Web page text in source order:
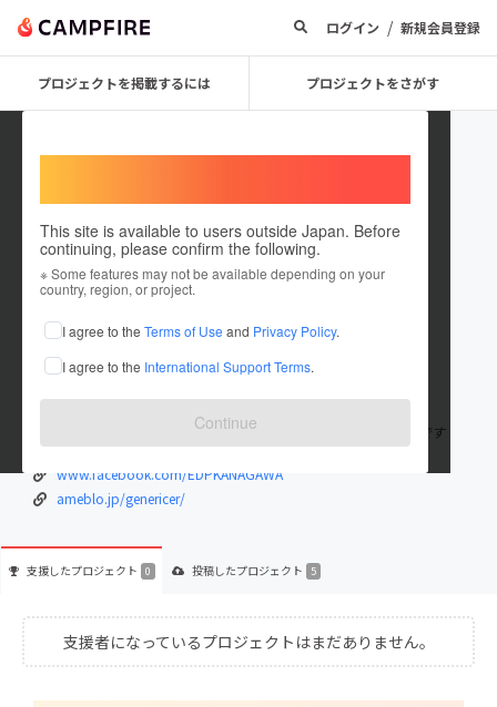
ログイン / 新規会員登録
プロジェクトを掲載するには プロジェクトをさがす
This site is available to users outside Japan. Before
continuing, please confirm the following.
※ Some features may not be available depending on your
country, region, or project.
I agree to the Terms of Use and Privacy Policy.
I agree to the International Support Terms.
Continue
EDC_PROJECT
これまでに5件のプロジェクトを投稿しています
在住国：日本 現在地：未設定
出身国：日本 出身地：未設定
神奈川県大和市にあるラジコンドリフトサーキットEDPの管理人です
www.facebook.com/EDPKANAGAWA
ameblo.jp/genericer/
支援したプロジェクト 0 投稿したプロジェクト 5
支援者になっているプロジェクトはまだありません。